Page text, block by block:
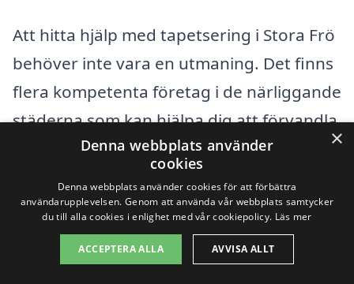
Att hitta hjälp med tapetsering i Stora Frö
behöver inte vara en utmaning. Det finns
flera kompetenta företag i de närliggande
städerna som kan hjälpa dig att förvandla
ditt hem med stiliga tapeter. Många av
erbjuder skräddarsydda lösningar för
både privata bostäder och kommersiella
lokaler. Genom att jämföra olika alternativ
×
Denna webbplats använder
cookies
Denna webbplats använder cookies för att förbättra
användarupplevelsen. Genom att använda vår webbplats samtycker
du till alla cookies i enlighet med vår cookiepolicy. Läs mer
ACCEPTERA ALLA AVVISA ALLT